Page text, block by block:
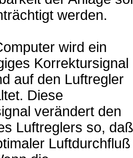
werden.
wird ein
Korrektursignal
auf den Luftregler
Diese
verändert den
Luftreglers so, daß
Luftdurchfluß